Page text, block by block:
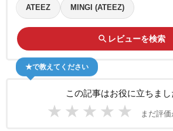
ATEEZ MINGI (ATEEZ)
search レビューを検索
この記事はお役に立ちまし
★ ★ ★ ★ ★ まだ評
★で教えてください